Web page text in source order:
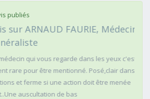
publiés
ARNAUD FAURIE, Médecin
qui vous regarde dans les yeux c'est
pour être mentionné. Posé,clair dans
et ferme si une action doit être menée
auscultation de bas